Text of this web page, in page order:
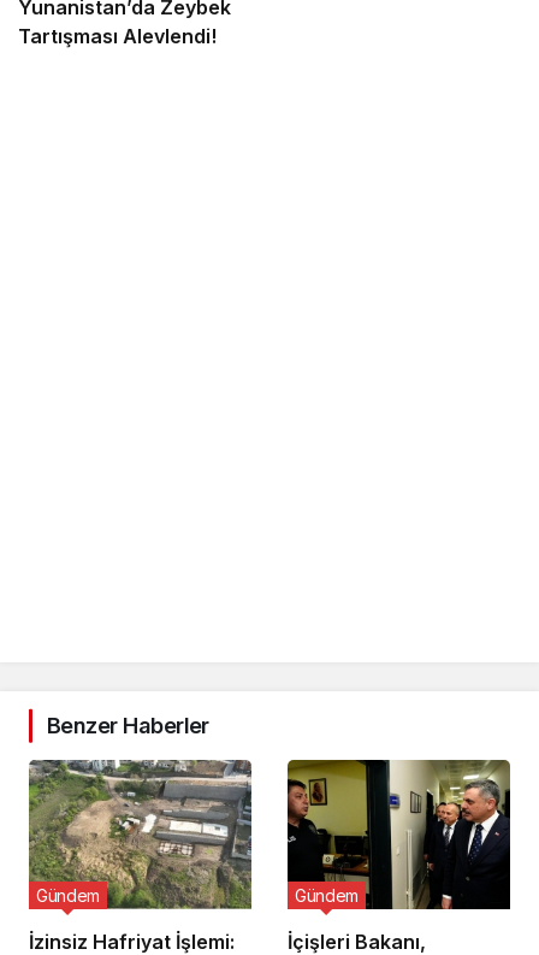
Yunanistan’da Zeybek
Tartışması Alevlendi!
Benzer Haberler
İzinsiz Hafriyat İşlemi:
Gündem
İçişleri Bakanı,
Gündem